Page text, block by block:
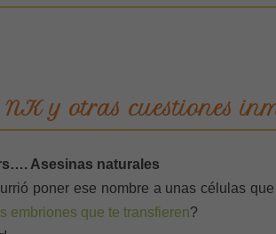
y otras cuestiones
Asesinas naturales
poner ese nombre a unas células
embriones que te transfieren?